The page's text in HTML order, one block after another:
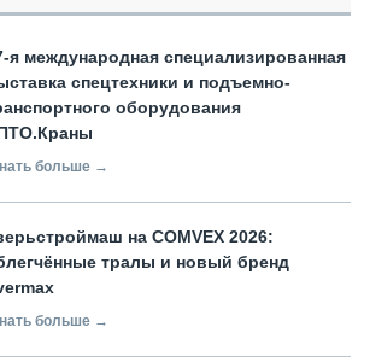
я международная специализированная
спецтехники и подъемно-
оборудования
больше →
на COMVEX 2026:
тралы и новый бренд
больше →